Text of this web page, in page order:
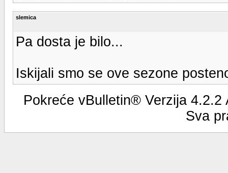
slemica
Pa dosta je bilo...
Iskijali smo se ove sezone
Pokreće vBulletin® Verzija
Sva